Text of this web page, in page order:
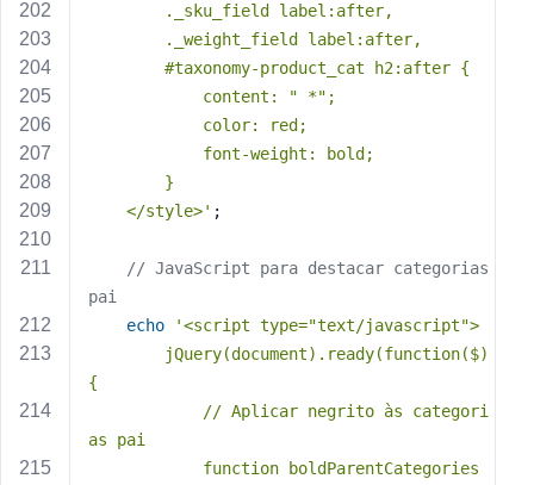
        ._sku_field label:after,
        ._weight_field label:after,
        #taxonomy-product_cat h2:after {
            content: " *";
            color: red;
            font-weight: bold;
        }
    </style>'
;
// JavaScript para destacar categorias
pai
echo
'<script type="text/javascript">
{
as pai